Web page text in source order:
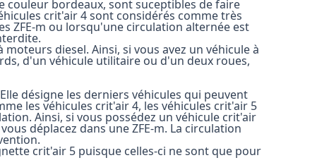
couleur bordeaux, sont suceptibles de faire
crit'air 4 sont considérés comme très
ZFE-m ou lorsqu'une circulation alternée est
diesel. Ainsi, si vous avez un véhicule à
d'un véhicule utilitaire ou d'un deux roues,
désigne les derniers véhicules qui peuvent
les véhicules crit'air 4, les véhicules crit'air 5
Ainsi, si vous possédez un véhicule crit'air
déplacez dans une ZFE-m. La circulation
crit'air 5 puisque celles-ci ne sont que pour